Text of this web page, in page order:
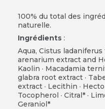
100% du total des
naturelle.
Ingrédients:
Aqua, Cistus
arenarium extract and
Kaolin · Macadamia
glabra root extract ·
extract · Lecithin ·
Tocopherol · Citral* ·
Geraniol*